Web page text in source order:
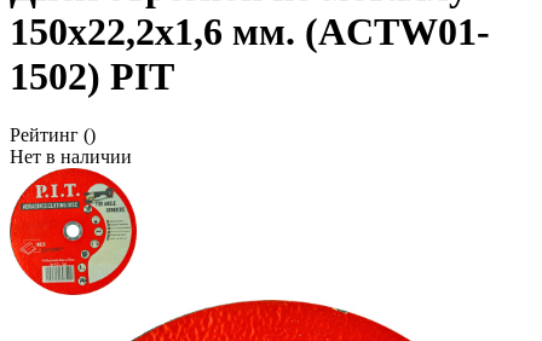
150x22,2x1,6 мм. (ACTW01-
1502) PIT
Рейтинг ()
Нет в наличии